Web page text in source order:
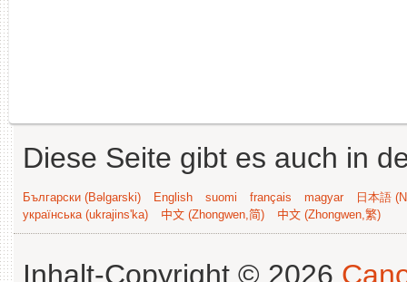
Diese Seite gibt es auch in
Български (Bəlgarski) English suomi français magyar
日本語
українська (ukrajins'ka)
中文 (Zhongwen,简) 中文 (Zhongwen,繁)
Inhalt-Copyright © 2026